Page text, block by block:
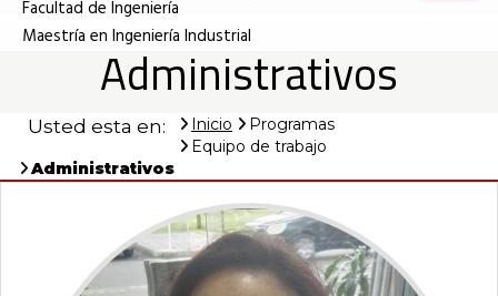
Ingeniería
Industrial
Facultad de Ingeniería
Maestría en Ingeniería Industrial
Administrativos
Ningún dato
Mostrando
del
Usted esta en: Inicio
Programas
Equipo de trabajo
Administrativos